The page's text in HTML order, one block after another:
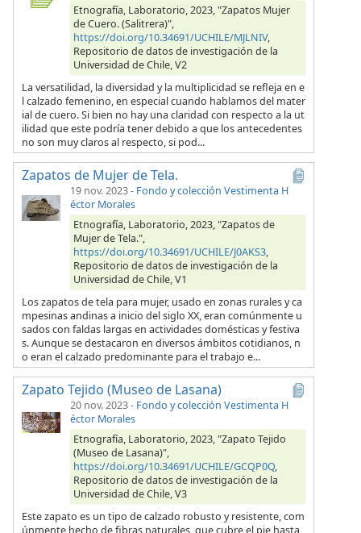
Etnografía, Laboratorio, 2023, "Zapatos Mujer
de Cuero. (Salitrera)",
https://doi.org/10.34691/UCHILE/MJLNIV,
Repositorio de datos de investigación de la
Universidad de Chile, V2
La versatilidad, la diversidad y la multiplicidad se refleja en e
l calzado femenino, en especial cuando hablamos del mater
ial de cuero. Si bien no hay una claridad con respecto a la ut
ilidad que este podría tener debido a que los antecedentes
no son muy claros al respecto, si pod...
Zapatos de Mujer de Tela.
19 nov. 2023- Fondo y colección Vestimenta H
éctor Morales
Etnografía, Laboratorio, 2023, "Zapatos de
Mujer de Tela.",
https://doi.org/10.34691/UCHILE/J0AKS3,
Repositorio de datos de investigación de la
Universidad de Chile, V1
Los zapatos de tela para mujer, usado en zonas rurales y ca
mpesinas andinas a inicio del siglo XX, eran comúnmente u
sados con faldas largas en actividades domésticas y festiva
s. Aunque se destacaron en diversos ámbitos cotidianos, n
o eran el calzado predominante para el trabajo e...
Zapato Tejido (Museo de Lasana)
20 nov. 2023- Fondo y colección Vestimenta H
éctor Morales
Etnografía, Laboratorio, 2023, "Zapato Tejido
(Museo de Lasana)",
https://doi.org/10.34691/UCHILE/GCQP0Q,
Repositorio de datos de investigación de la
Universidad de Chile, V3
Este zapato es un tipo de calzado robusto y resistente, com
únmente hecho de fibras naturales, que cubre el pie hasta